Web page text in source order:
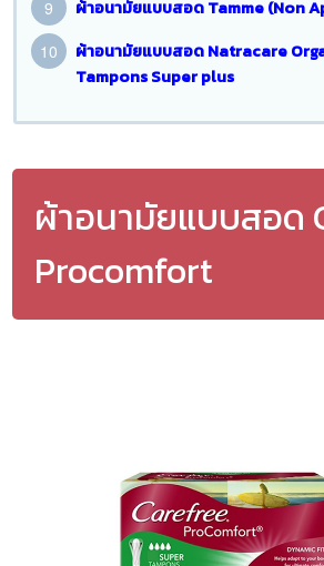
ผ้าอนามัยแบบสอด Tamme (Non
ผ้าอนามัยแบบสอด Natracare
Tampons Super plus
ผ้าอนามัยแบบสอด
Procomfort